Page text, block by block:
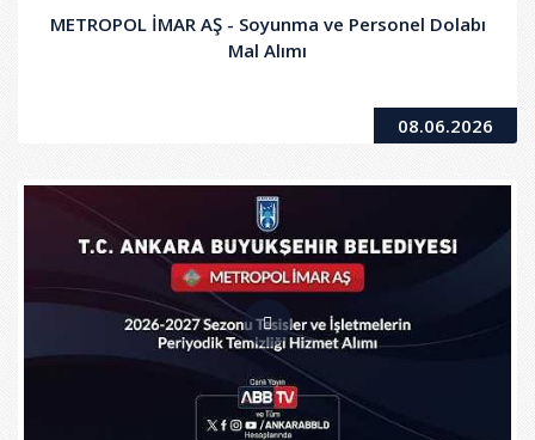
METROPOL İMAR AŞ - Soyunma ve Personel Dolabı
Mal Alımı
08.06.2026